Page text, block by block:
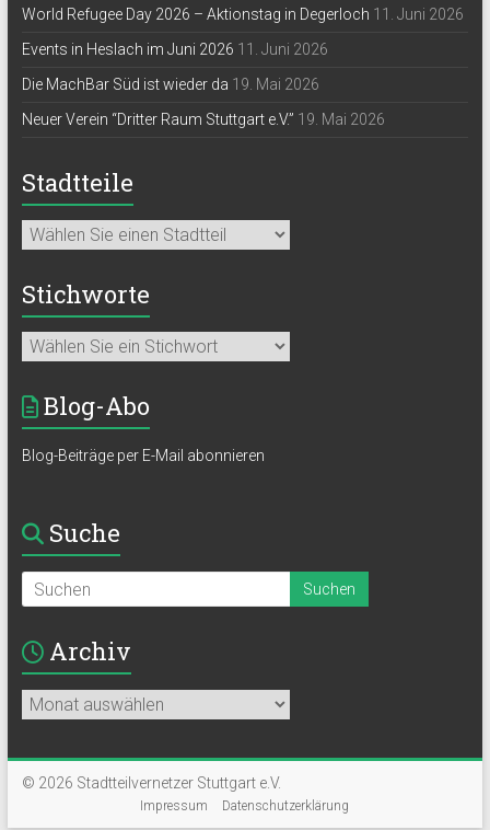
World Refugee Day 2026 – Aktionstag in Degerloch 11. Juni 2026
Events in Heslach im Juni 2026 11. Juni 2026
Die MachBar Süd ist wieder da 19. Mai 2026
Neuer Verein “Dritter Raum Stuttgart e.V.” 19. Mai 2026
Stadtteile
Stichworte
Blog-Abo
Blog-Beiträge per E-Mail abonnieren
Suche
Archiv
Archiv
© 2026 Stadtteilvernetzer Stuttgart e.V.
Impressum Datenschutzerklärung